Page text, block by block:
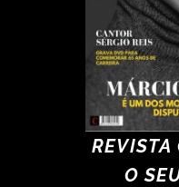
REVISTA
O